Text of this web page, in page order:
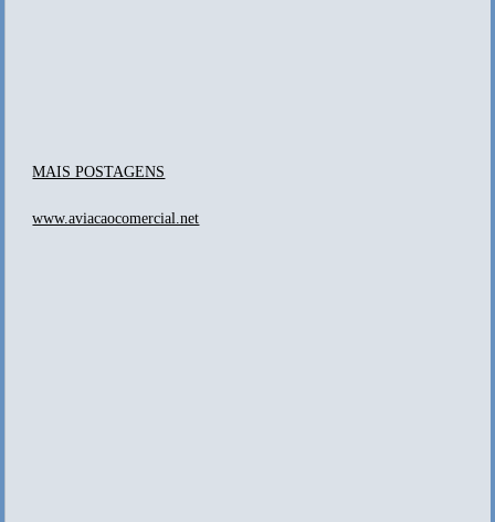
MAIS POSTAGENS
www.aviacaocomercial.net